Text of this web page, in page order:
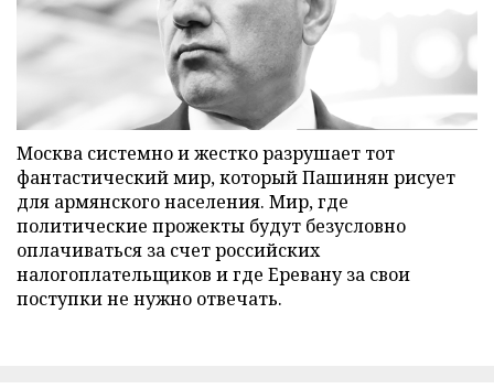
Москва системно и жестко разрушает тот
фантастический мир, который Пашинян рисует
для армянского населения. Мир, где
политические прожекты будут безусловно
оплачиваться за счет российских
налогоплательщиков и где Еревану за свои
поступки не нужно отвечать.